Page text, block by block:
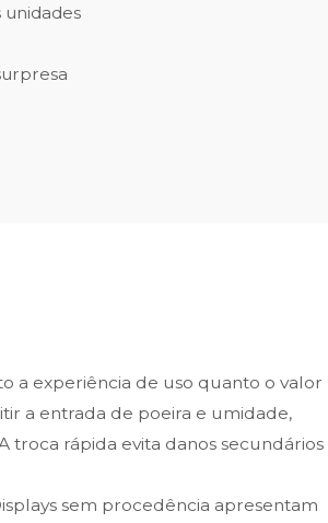
unidades
a experiência de uso quanto o valor
a entrada de poeira e umidade,
troca rápida evita danos secundários
sem procedência apresentam